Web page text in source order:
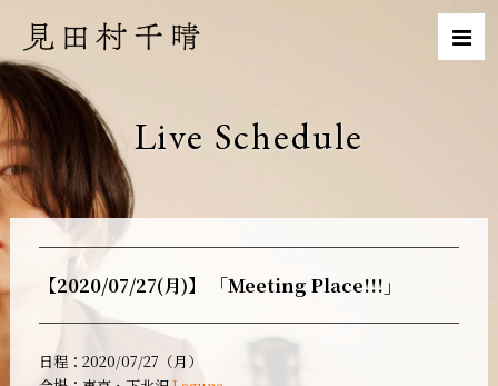
Live Schedule
【2020/07/27(月)】 「Meeting Place!!!」
日程：2020/07/27（月）